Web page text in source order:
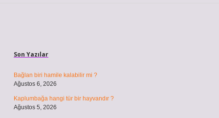
Son Yazılar
Bağlan biri hamile kalabilir mi ?
Ağustos 6, 2026
Kaplumbağa hangi tür bir hayvandır ?
Ağustos 5, 2026